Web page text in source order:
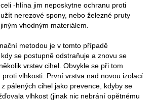
-hlína jim neposkytne ochranu proti
nerezové spony, nebo železné pruty
vhodným materiálem.
metodou je v tomto případě
se postupně odstraňuje a znovu se
vrstev cihel. Obvykle se při tom
vlhkosti. První vrstva nad novou izolací
pálených cihel jako prevence, kdyby se
vlhkost (jinak nic nebrání opětnému